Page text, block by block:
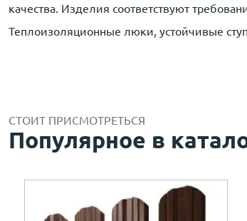
качества. Изделия соответствуют
Теплоизоляционные люки, устойчивые
СТОИТ ПРИСМОТРЕТЬСЯ
Популярное в